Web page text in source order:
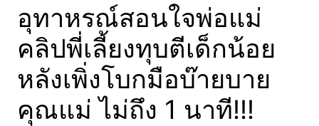
อุทาหรณ์สอนใจพ่อแม่
คลิปพี่เลี้ยงทุบตีเด็กน้อย
หลังเพิ่งโบกมือบ๊ายบาย
คุณแม่ ไม่ถึง 1 นาที!!!